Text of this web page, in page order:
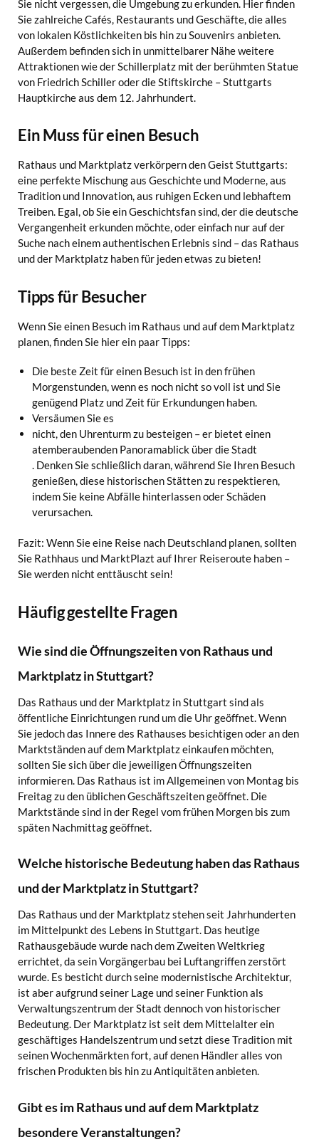
Sie nicht vergessen, die Umgebung zu erkunden. Hier finden
Sie zahlreiche Cafés, Restaurants und Geschäfte, die alles
von lokalen Köstlichkeiten bis hin zu Souvenirs anbieten.
Außerdem befinden sich in unmittelbarer Nähe weitere
Attraktionen wie der Schillerplatz mit der berühmten Statue
von Friedrich Schiller oder die Stiftskirche – Stuttgarts
Hauptkirche aus dem 12. Jahrhundert.
Ein Muss für einen Besuch
Rathaus und Marktplatz verkörpern den Geist Stuttgarts:
eine perfekte Mischung aus Geschichte und Moderne, aus
Tradition und Innovation, aus ruhigen Ecken und lebhaftem
Treiben. Egal, ob Sie ein Geschichtsfan sind, der die deutsche
Vergangenheit erkunden möchte, oder einfach nur auf der
Suche nach einem authentischen Erlebnis sind – das Rathaus
und der Marktplatz haben für jeden etwas zu bieten!
Tipps für Besucher
Wenn Sie einen Besuch im Rathaus und auf dem Marktplatz
planen, finden Sie hier ein paar Tipps:
Die beste Zeit für einen Besuch ist in den frühen
Morgenstunden, wenn es noch nicht so voll ist und Sie
genügend Platz und Zeit für Erkundungen haben.
Versäumen Sie es
nicht, den Uhrenturm zu besteigen – er bietet einen
atemberaubenden Panoramablick über die Stadt
. Denken Sie schließlich daran, während Sie Ihren Besuch
genießen, diese historischen Stätten zu respektieren,
indem Sie keine Abfälle hinterlassen oder Schäden
verursachen.
Fazit: Wenn Sie eine Reise nach Deutschland planen, sollten
Sie Rathhaus und MarktPlazt auf Ihrer Reiseroute haben –
Sie werden nicht enttäuscht sein!
Häufig gestellte Fragen
Wie sind die Öffnungszeiten von Rathaus und
Marktplatz in Stuttgart?
Das Rathaus und der Marktplatz in Stuttgart sind als
öffentliche Einrichtungen rund um die Uhr geöffnet. Wenn
Sie jedoch das Innere des Rathauses besichtigen oder an den
Marktständen auf dem Marktplatz einkaufen möchten,
sollten Sie sich über die jeweiligen Öffnungszeiten
informieren. Das Rathaus ist im Allgemeinen von Montag bis
Freitag zu den üblichen Geschäftszeiten geöffnet. Die
Marktstände sind in der Regel vom frühen Morgen bis zum
späten Nachmittag geöffnet.
Welche historische Bedeutung haben das Rathaus
und der Marktplatz in Stuttgart?
Das Rathaus und der Marktplatz stehen seit Jahrhunderten
im Mittelpunkt des Lebens in Stuttgart. Das heutige
Rathausgebäude wurde nach dem Zweiten Weltkrieg
errichtet, da sein Vorgängerbau bei Luftangriffen zerstört
wurde. Es besticht durch seine modernistische Architektur,
ist aber aufgrund seiner Lage und seiner Funktion als
Verwaltungszentrum der Stadt dennoch von historischer
Bedeutung. Der Marktplatz ist seit dem Mittelalter ein
geschäftiges Handelszentrum und setzt diese Tradition mit
seinen Wochenmärkten fort, auf denen Händler alles von
frischen Produkten bis hin zu Antiquitäten anbieten.
Gibt es im Rathaus und auf dem Marktplatz
besondere Veranstaltungen?